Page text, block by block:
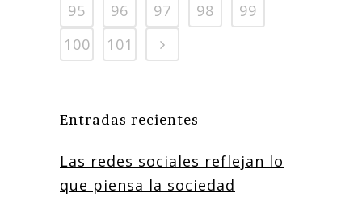
95
96 97 98
99
100
101
Entradas recientes
Las redes sociales reflejan lo
que piensa la sociedad